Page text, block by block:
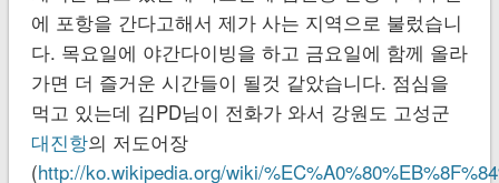
에 포항을 간다고해서 제가 사는 지역으로 불렀습니
다. 목요일에 야간다이빙을 하고 금요일에 함께 올라
가면 더 즐거운 시간들이 될것 같았습니다. 점심을
먹고 있는데 김PD님이 전화가 와서 강원도 고성군
대진항의 저도어장
(http://ko.wikipedia.org/wiki/